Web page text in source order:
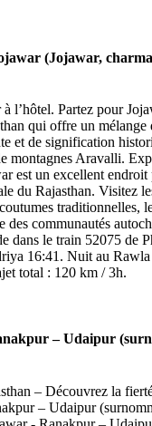
(Jojawar,
l’hôtel. Partez pour
qui offre un mélange
et de signification
montagnes Aravalli.
est un excellent endroit
du Rajasthan. Visitez
traditionnelles,
des communautés
dans le train 52075 de
16:41. Nuit au
total : 120 km / 3h.
– Udaipur